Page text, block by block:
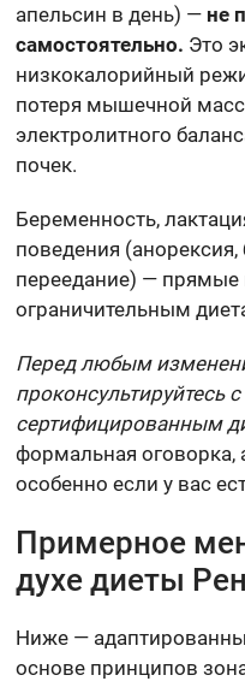
апельсин в день) — не
самостоятельно. Это
низкокалорийный
потеря мышечной
электролитного
почек.
Беременность,
поведения
переедание) —
ограничительным
Перед любым
проконсультируйтесь
сертифицированным
формальная оговорка,
особенно если у вас
Примерное
духе диеты
Ниже —
основе принципов